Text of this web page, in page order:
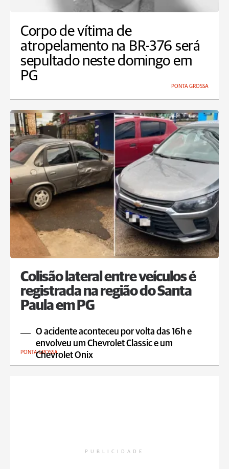
Corpo de vítima de
atropelamento na BR-376 será
sepultado neste domingo em
PG
PONTA GROSSA
Colisão lateral entre veículos é
registrada na região do Santa
Paula em PG
O acidente aconteceu por volta das 16h e
envolveu um Chevrolet Classic e um
Chevrolet Onix
PONTA GROSSA
PUBLICIDADE